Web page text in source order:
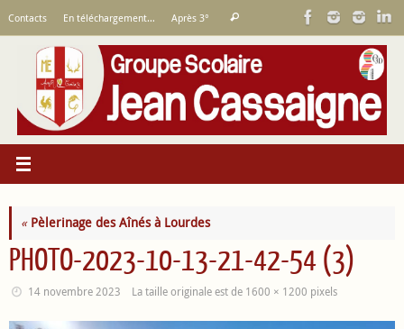
contenu
Contacts En téléchargement… Après 3°
:
Rechercher
«Pèlerinage des Aînés à Lourdes
PHOTO-2023-10-13-21-42-54 (3)
14 novembre 2023 La taille originale est de 1600 × 1200 pixels